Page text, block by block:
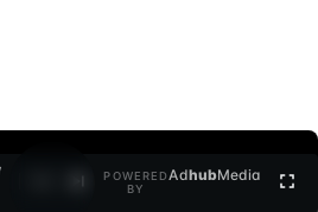
POWERED
BY
AdhubMedia